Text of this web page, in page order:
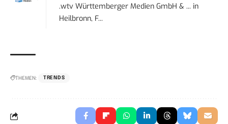
.wtv Württemberger Medien GmbH & ... in
Heilbronn, F...
THEMEN: TRENDS